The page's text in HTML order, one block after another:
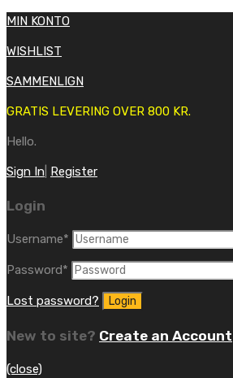
MIN KONTO
WISHLIST
SAMMENLIGN
GRATIS LEVERING OVER 800 KR.
Hello.
Sign In Register
Login
Username*
Password*
Lost password?
New to site? Create an Account
(close)